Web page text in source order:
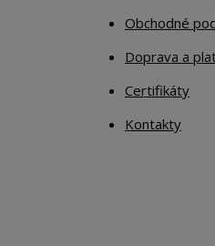
Obchodné
Doprava a
Certifikáty
Kontakty